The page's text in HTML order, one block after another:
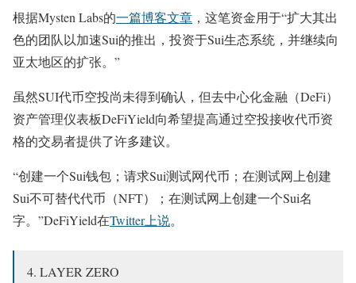
根据Mysten Labs的一篇博客文章 ，这笔资金用于“扩大其出
色的团队以加速Sui的推出，投资于Sui生态系统，并继续向
亚太地区的扩张。”
虽然SUI代币空投尚未得到确认，但去中心化金融（DeFi）
资产管理仪表板DeFiYield向希望提高通过空投接收代币资
格的交易者提供了许多建议。
“创建一个Sui钱包；请求Sui测试网代币；在测试网上创建
Sui不可替代代币（NFT）；在测试网上创建一个Sui名
字。”DeFiYield在Twitter上说。
4. LAYER ZERO